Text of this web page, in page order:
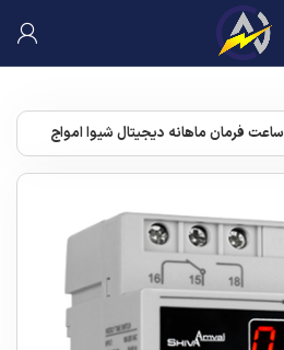
ساعت فرمان ماهانه دیجیتال شیوا امواج